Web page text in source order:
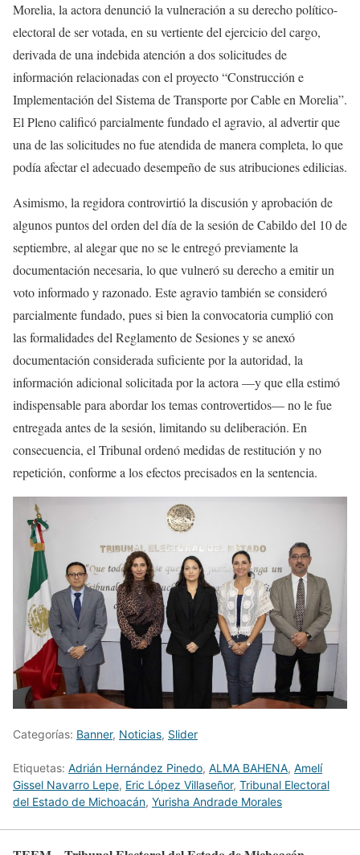
Morelia, la actora denunció la vulneración a su derecho político-
electoral de ser votada, en su vertiente del ejercicio del cargo,
derivada de una indebida atención a dos solicitudes de
información relacionadas con el proyecto “Construcción e
Implementación del Sistema de Transporte por Cable en Morelia”.
El Pleno calificó parcialmente fundado el agravio, al advertir que
una de las solicitudes no fue atendida de manera completa, lo que
podía afectar el adecuado desempeño de sus atribuciones edilicias.
Asimismo, la regidora controvirtió la discusión y aprobación de
algunos puntos del orden del día de la sesión de Cabildo del 10 de
septiembre, al alegar que no se le entregó previamente la
documentación necesaria, lo que vulneró su derecho a emitir un
voto informado y razonado. Este agravio también se consideró
parcialmente fundado, pues si bien la convocatoria cumplió con
las formalidades del Reglamento de Sesiones y se anexó
documentación considerada suficiente por la autoridad, la
información adicional solicitada por la actora —y que ella estimó
indispensable para abordar los temas controvertidos— no le fue
entregada antes de la sesión, limitando su deliberación. En
consecuencia, el Tribunal ordenó medidas de restitución y no
repetición, conforme a los efectos precisados en la sentencia.
Categorías: Banner, Noticias, Slider
Etiquetas: Adrián Hernández Pinedo, ALMA BAHENA, Amelí
Gissel Navarro Lepe, Eric López Villaseñor, Tribunal Electoral
del Estado de Michoacán, Yurisha Andrade Morales